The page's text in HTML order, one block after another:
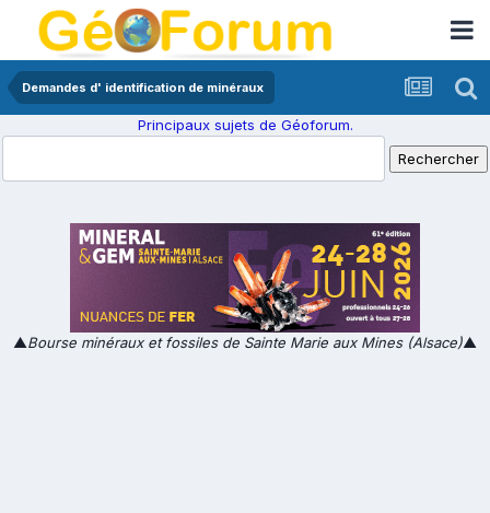
Demandes d' identification de minéraux
Principaux sujets de Géoforum.
▲Bourse minéraux et fossiles de Sainte Marie aux Mines (Alsace)▲